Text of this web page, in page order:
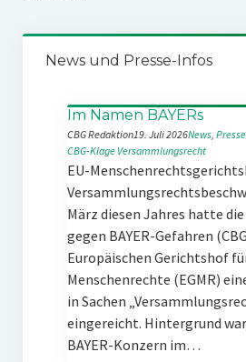
News und Presse-Infos
Im Namen BAYERs
CBG Redaktion19. Juli 2026News,
CBG-Klage Versammlungsrecht
EU-
März diesen Jahres hatte
gegen BAYER-Gefahren
Europäischen Gerichtshof
Menschenrechte (EGMR)
in Sachen
eingereicht. Hintergrund
BAYER-Konzern im…